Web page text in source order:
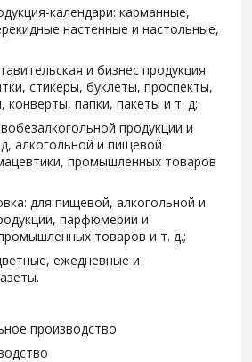
календари: карманные,
настенные и настольные,
и бизнес продукция
стикеры, буклеты, проспекты,
конверты, папки, пакеты и т. д;
продукции и
алкогольной и пищевой
промышленных товаров
для пищевой, алкогольной и
парфюмерии и
товаров и т. д.;
ежедневные и
производство